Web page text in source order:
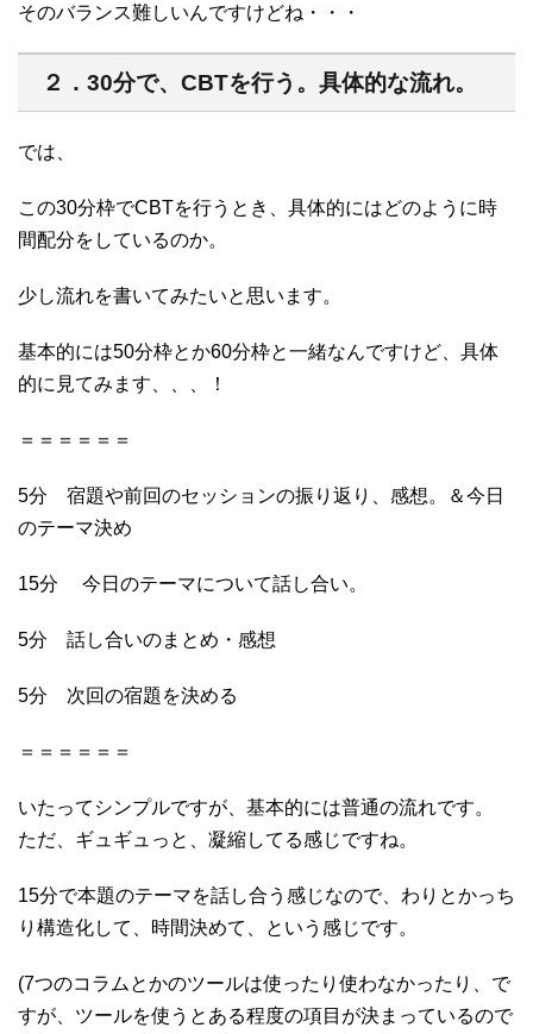
そのバランス難しいんですけどね・・・
２．30分で、CBTを行う。具体的な流れ。
では、
この30分枠でCBTを行うとき、具体的にはどのように時
間配分をしているのか。
少し流れを書いてみたいと思います。
基本的には50分枠とか60分枠と一緒なんですけど、具体
的に見てみます、、、！
＝＝＝＝＝＝
5分 宿題や前回のセッションの振り返り、感想。＆今日
のテーマ決め
15分 今日のテーマについて話し合い。
5分 話し合いのまとめ・感想
5分 次回の宿題を決める
＝＝＝＝＝＝
いたってシンプルですが、基本的には普通の流れです。
ただ、ギュギュっと、凝縮してる感じですね。
15分で本題のテーマを話し合う感じなので、わりとかっち
り構造化して、時間決めて、という感じです。
(7つのコラムとかのツールは使ったり使わなかったり、で
すが、ツールを使うとある程度の項目が決まっているので